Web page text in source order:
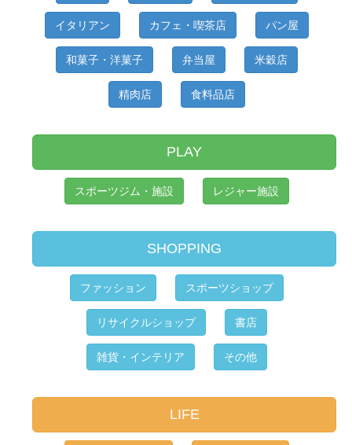
イタリアン カフェ・喫茶店 パン屋
和菓子・洋菓子 弁当屋 米穀店
精肉店 食料品店
PLAY
スポーツジム・施設 レジャー施設
SHOPPING
ファッション スポーツショップ
リサイクルショップ 書店
雑貨・インテリア その他
LIFE